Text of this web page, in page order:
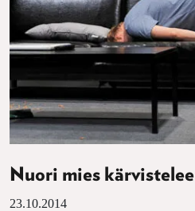
Nuori mies kärvistelee
23.10.2014